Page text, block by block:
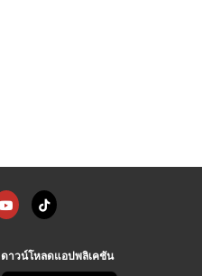
ดาวน์โหลดแอปพลิเคชัน